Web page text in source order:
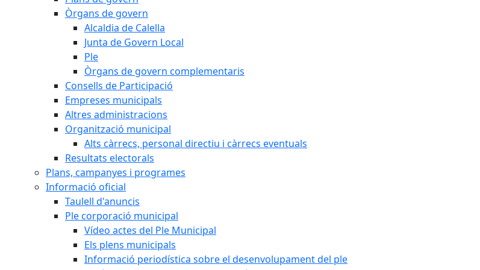
Òrgans de govern
Alcaldia de Calella
Junta de Govern Local
Ple
Òrgans de govern complementaris
Consells de Participació
Empreses municipals
Altres administracions
Organització municipal
Alts càrrecs, personal directiu i càrrecs eventuals
Resultats electorals
Plans, campanyes i programes
Informació oficial
Taulell d'anuncis
Ple corporació municipal
Vídeo actes del Ple Municipal
Els plens municipals
Informació periodística sobre el desenvolupament del ple